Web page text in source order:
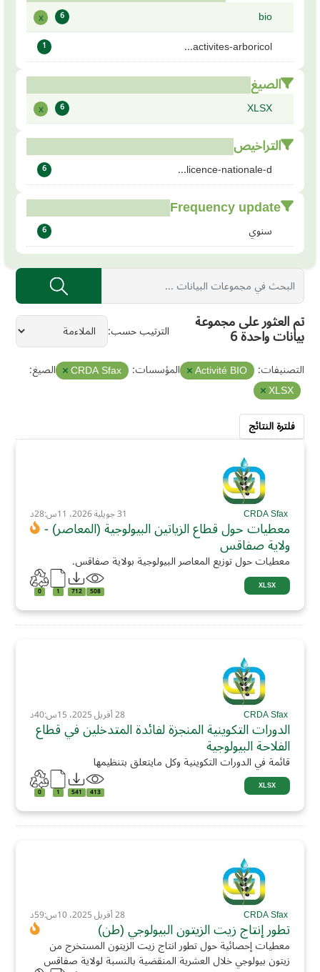
bio
6
x
activites-arboricol...
1
الصيغ
XLSX
6
x
التراخيص
licence-nationale-d...
6
Frequency update
سنوي 6
الترتيب حسب تم العثور على مجموعة
بيانات واحدة 6
التصنيفات: Activité BIO المؤسسات: CRDA Sfax
الصيغ:
XLSX
فلترة النتائج
CRDA Sfax 31 جويلية 2026، 11س:28د
معطيات حول قطاع الزياتين البيولوجية (المعاصر) -
ولاية صفاقس
معطيات حول توزيع المعاصر البيولوجية بولاية صفاقس.
XLSX
508
712
1
0
CRDA Sfax 28 أفريل 2025، 15س:40د
الدورات التكوينية المنجزة لفائدة المتدخلين في قطاع
الفلاحة البيولوجية
قائمة في الدورات التكوينية وكل مايتعلق بتنظيمها
XLSX
413
541
1
0
CRDA Sfax 28 أفريل 2025، 10س:59د
تطور إنتاج زيت الزيتون البيولوجي (طن)
معطيات إحصائية حول تطور انتاج زيت الزيتون المستخرج من
زيتون بيولوجي خلال العشرية المنقضية بالنسبة لولاية صفاقس